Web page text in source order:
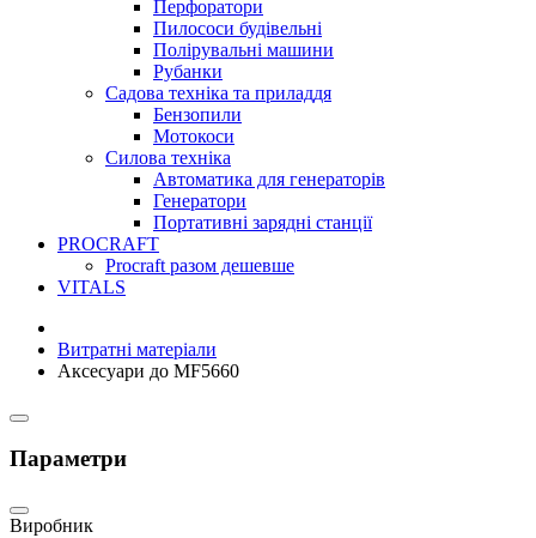
Перфоратори
Пилососи будівельні
Полірувальні машини
Рубанки
Садова техніка та приладдя
Бензопили
Мотокоси
Силова техніка
Автоматика для генераторів
Генератори
Портативні зарядні станції
PROCRAFT
Procraft разом дешевше
VITALS
Витратні матеріали
Аксесуари до MF5660
Параметри
Виробник